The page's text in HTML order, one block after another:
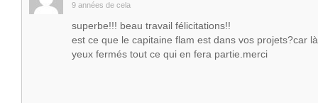
9 années de cela
superbe!!! beau travail félicitations!!
est ce que le capitaine flam est dans vos projets?car là
yeux fermés tout ce qui en fera partie.merci